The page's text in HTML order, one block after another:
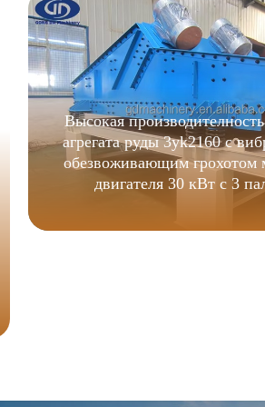
Высокая
агрегата руды 3yk2160 с
обезвоживающим грохотом
двигателя 30 кВт с 3